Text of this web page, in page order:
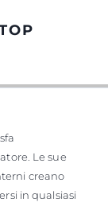
Le sue
creano
in qualsiasi